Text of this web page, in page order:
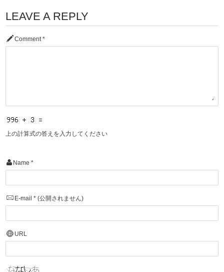
LEAVE A REPLY
Comment *
上の計算式の答えを入力してください
Name *
E-mail * (公開されません)
URL